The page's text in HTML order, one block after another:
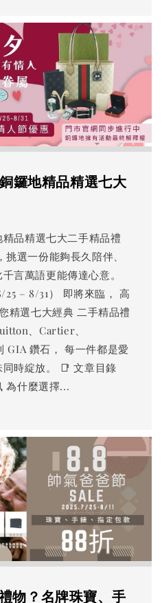
鑼地精品精選七大
品精選七大二手精品禮
選一份能夠長久陪伴、
言萬語更能傳達心意。
25 – 8/31） 即將來臨， 高
精選七大經典 二手精品禮
、Cartier、
GIA 鑽石， 每一件都是愛
時綻放。 📑 文章目錄
為什麼選擇...
物？名牌珠寶、手